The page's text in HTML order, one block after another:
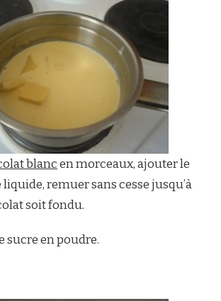
blancen morceaux, ajouter le
remuer sans cesse jusqu’à
soit fondu.
sucre en poudre.